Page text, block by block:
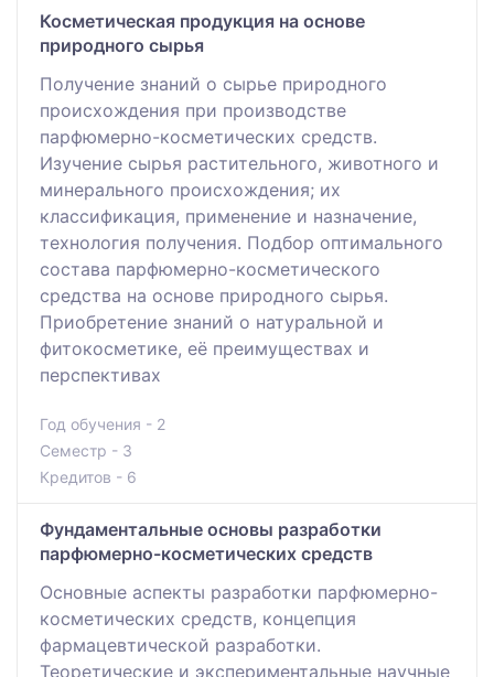
Косметическая продукция на основе
природного сырья
Получение знаний о сырье природного
происхождения при производстве
парфюмерно-косметических средств.
Изучение сырья растительного, животного и
минерального происхождения; их
классификация, применение и назначение,
технология получения. Подбор оптимального
состава парфюмерно-косметического
средства на основе природного сырья.
Приобретение знаний о натуральной и
фитокосметике, её преимуществах и
перспективах
Год обучения - 2
Семестр - 3
Кредитов - 6
Фундаментальные основы разработки
парфюмерно-косметических средств
Основные аспекты разработки парфюмерно-
косметических средств, концепция
фармацевтической разработки.
Теоретические и экспериментальные научные